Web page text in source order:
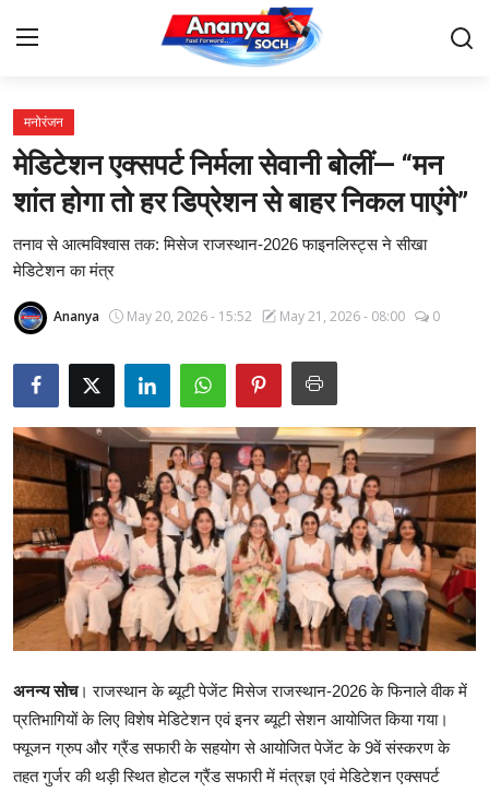
Home
Contact
About Us
देश
राजनीति
मनोरंजन
शिक्षा
राजस्थान
ट्रेंडिंग
Hindi
मनोरंजन
मेडिटेशन एक्सपर्ट निर्मला सेवानी बोलीं— “मन
शांत होगा तो हर डिप्रेशन से बाहर निकल पाएंगे”
तनाव से आत्मविश्वास तक: मिसेज राजस्थान-2026 फाइनलिस्ट्स ने सीखा
मेडिटेशन का मंत्र
Ananya May 20, 2026 - 15:52 May 21, 2026 - 08:00 0
अनन्य सोच। राजस्थान के ब्यूटी पेजेंट मिसेज राजस्थान-2026 के फिनाले वीक में
प्रतिभागियों के लिए विशेष मेडिटेशन एवं इनर ब्यूटी सेशन आयोजित किया गया।
फ्यूजन ग्रुप और ग्रैंड सफारी के सहयोग से आयोजित पेजेंट के 9वें संस्करण के
तहत गुर्जर की थड़ी स्थित होटल ग्रैंड सफारी में मंत्रज्ञ एवं मेडिटेशन एक्सपर्ट